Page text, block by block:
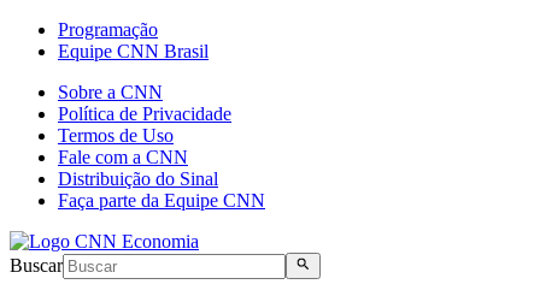
Programação
Equipe CNN Brasil
Sobre a CNN
Política de Privacidade
Termos de Uso
Fale com a CNN
Distribuição do Sinal
Faça parte da Equipe CNN
Buscar